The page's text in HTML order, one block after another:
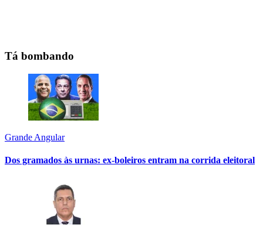
Tá bombando
Grande Angular
Dos gramados às urnas: ex-boleiros entram na corrida eleitoral